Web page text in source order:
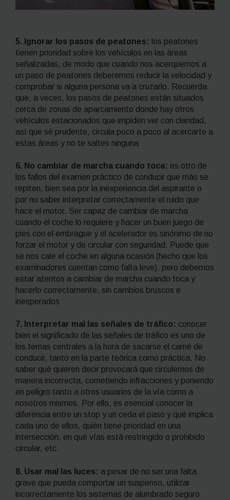
5. Ignorar los pasos de peatones: los peatones
tienen prioridad sobre los vehículos en las áreas
señalizadas, de modo que cuando nos acerquemos a
un paso de peatones deberemos reducir la velocidad y
comprobar si alguna persona va a cruzarlo. Recuerda
que, a veces, los pasos de peatones están situados
cerca de zonas de aparcamiento donde hay otros
vehículos estacionados que impiden ver con claridad,
así que sé prudente, circula poco a poco al acercarte a
estas áreas y no te saltes ninguna
6. No cambiar de marcha cuando toca: es otro de
los fallos del examen práctico de conducir que más se
repiten, bien sea por la inexperiencia del aspirante o
por no saber interpretar correctamente el ruido que
hace el motor. Ser capaz de cambiar de marcha
cuando el coche lo requiere y hacer un buen juego de
pies con el embrague y el acelerador es sinónimo de no
forzar el motor y de circular con seguridad. Puede que
se nos cale el coche en alguna ocasión (hecho que los
examinadores cuentan como falta leve), pero debemos
estar atentos a cambiar de marcha cuando toca y
hacerlo correctamente, sin cambios bruscos e
inesperados
7. Interpretar mal las señales de tráfico: conocer
bien el significado de las señales de tráfico es uno de
los temas centrales a la hora de sacarse el carné de
conducir, tanto en la parte teórica como práctica. No
saber qué quieren decir provocará que circulemos de
manera incorrecta, cometiendo infracciones y poniendo
en peligro tanto a otros usuarios de la vía como a
nosotros mismos. Por ello, es esencial conocer la
diferencia entre un stop y un ceda el paso y qué implica
cada uno de ellos, quién tiene prioridad en una
intersección, en qué vías está restringido o prohibido
circular, etc.
8. Usar mal las luces: a pesar de no ser una falta
grave que pueda comportar un suspenso, utilizar
incorrectamente los sistemas de alumbrado seguro